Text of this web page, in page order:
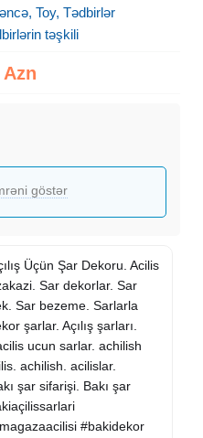
Toy, Tədbirlər
təşkili
Azn
göstər
Üçün Şar Dekoru. Acilis
Sar dekorlar. Sar
Sar bezeme. Sarlarla
şarlar. Açılış şarları.
ucun sarlar. achilish
achilish. acilislar.
şar sifarişi. Bakı şar
#bakidekor